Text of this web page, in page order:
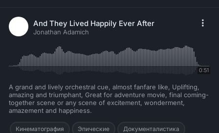
And They Lived Happily Ever After
Jonathan Adamich
0:51
A grand and lively orchestral cue, almost fanfare like, Uplifting,
amazing and triumphant, Great for adventure movie, final coming-
together scene or any scene of excitement, wonderment,
amazement and happiness.
Кинематография Эпические Документалистика